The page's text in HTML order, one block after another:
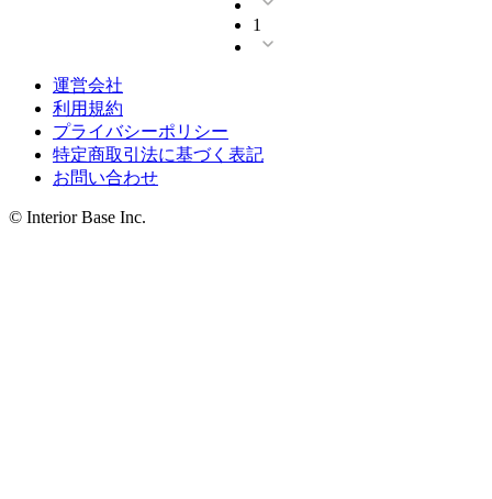
1
運営会社
利用規約
プライバシーポリシー
特定商取引法に基づく表記
お問い合わせ
© Interior Base Inc.